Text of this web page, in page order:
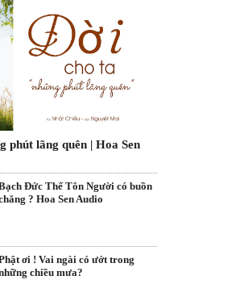
phút lãng quên | Hoa Sen
Đức Thế Tôn Người có buồn
? Hoa Sen Audio
ơi ! Vai ngài có ướt trong
chiều mưa?